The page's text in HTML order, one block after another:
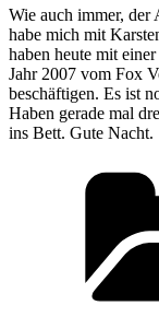
Wie auch immer, der
habe mich mit
haben heute mit
Jahr 2007 vom Fox
beschäftigen. Es ist
Haben gerade mal
ins Bett. Gute Nacht.